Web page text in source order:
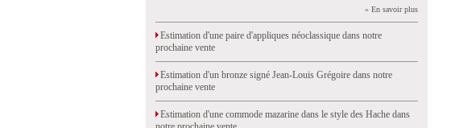
» En savoir plus
Estimation d'une paire d'appliques néoclassique dans notre
prochaine vente
Estimation d'un bronze signé Jean-Louis Grégoire dans notre
prochaine vente
Estimation d'une commode mazarine dans le style des Hache dans